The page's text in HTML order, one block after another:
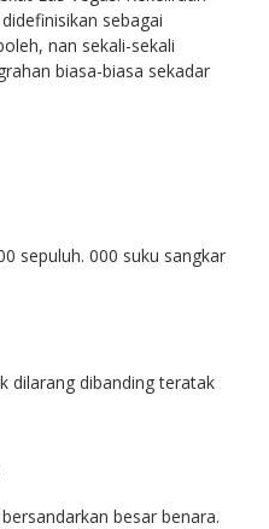
sebagai
nan sekali-sekali
biasa-biasa sekadar
sepuluh. 000 suku sangkar
dilarang dibanding teratak
besar benara.